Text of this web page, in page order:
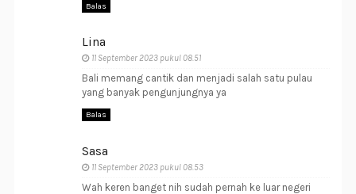
Balas
Lina
11 September 2023 pukul 08.51
Bali memang cantik dan menjadi salah satu pulau
yang banyak pengunjungnya ya
Balas
Sasa
11 September 2023 pukul 08.53
Wah keren banget nih sudah pernah ke luar negeri